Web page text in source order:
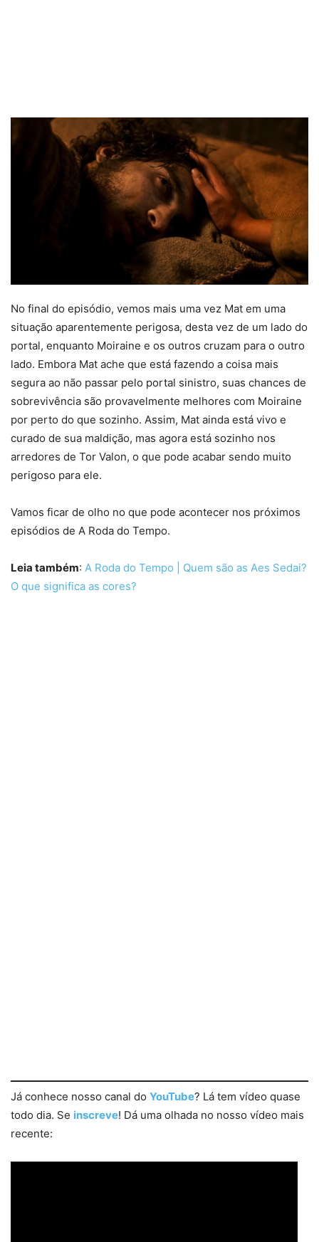
No final do episódio, vemos mais uma vez Mat em uma
situação aparentemente perigosa, desta vez de um lado do
portal, enquanto Moiraine e os outros cruzam para o outro
lado. Embora Mat ache que está fazendo a coisa mais
segura ao não passar pelo portal sinistro, suas chances de
sobrevivência são provavelmente melhores com Moiraine
por perto do que sozinho. Assim, Mat ainda está vivo e
curado de sua maldição, mas agora está sozinho nos
arredores de Tor Valon, o que pode acabar sendo muito
perigoso para ele.
Vamos ficar de olho no que pode acontecer nos próximos
episódios de A Roda do Tempo.
Leia também: A Roda do Tempo | Quem são as Aes Sedai?
O que significa as cores?
Já conhece nosso canal do YouTube? Lá tem vídeo quase
todo dia. Se inscreve! Dá uma olhada no nosso vídeo mais
recente: